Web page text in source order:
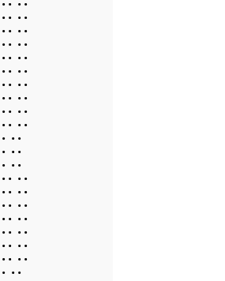
• • • •
• • • •
• • • •
• • • •
• • • •
• • • •
• • • •
• • • •
• • • •
• • • •
• • •
• • •
• • •
• • • •
• • • •
• • • •
• • • •
• • • •
• • • •
• • • •
• • •